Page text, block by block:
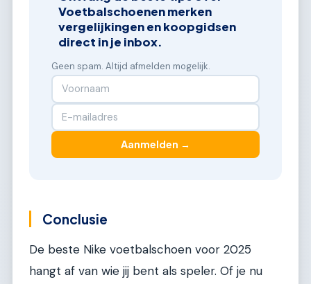
Voetbalschoenen merken
vergelijkingen en koopgidsen
direct in je inbox.
Geen spam. Altijd afmelden mogelijk.
Aanmelden →
Conclusie
De beste Nike voetbalschoen voor 2025
hangt af van wie jij bent als speler. Of je nu